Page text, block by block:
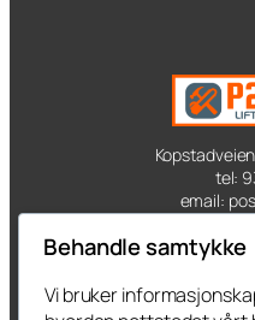
tel:
email:
Behandle samtykke
Vi bruker